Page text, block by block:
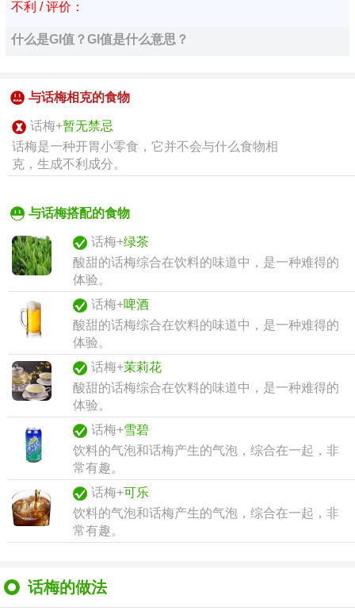
不利 / 评价：
什么是GI值？GI值是什么意思？
与话梅相克的食物
话梅+暂无禁忌
话梅是一种开胃小零食，它并不会与什么食物相
克，生成不利成分。
与话梅搭配的食物
话梅+绿茶
酸甜的话梅综合在饮料的味道中，是一种难得的
体验。
话梅+啤酒
酸甜的话梅综合在饮料的味道中，是一种难得的
体验。
话梅+茉莉花
酸甜的话梅综合在饮料的味道中，是一种难得的
体验。
话梅+雪碧
饮料的气泡和话梅产生的气泡，综合在一起，非
常有趣。
话梅+可乐
饮料的气泡和话梅产生的气泡，综合在一起，非
常有趣。
话梅的做法